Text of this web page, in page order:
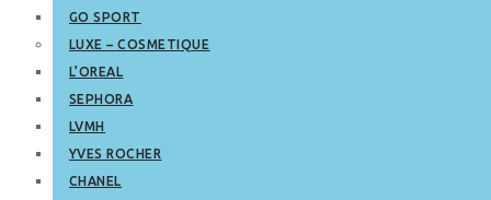
GO SPORT
LUXE – COSMETIQUE
L’OREAL
SEPHORA
LVMH
YVES ROCHER
CHANEL